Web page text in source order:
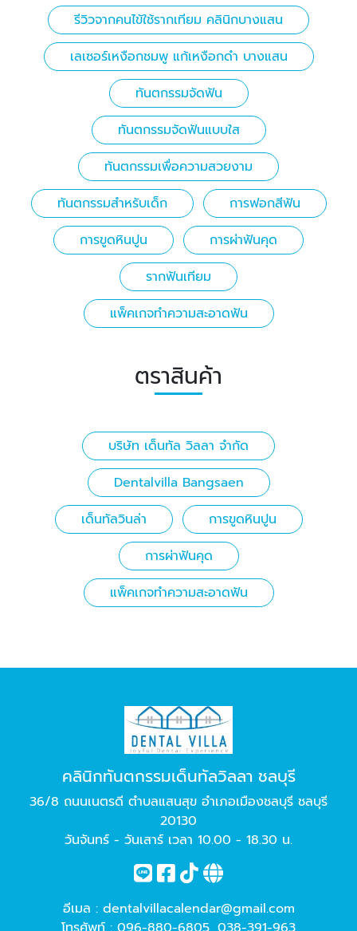
รีวิวจากคนไข้ใช้รากเทียม คลินิกบางแสน
เลเซอร์เหงือกชมพู แก้เหงือกดำ บางแสน
ทันตกรรมจัดฟัน
ทันตกรรมจัดฟันแบบใส
ทันตกรรมเพื่อความสวยงาม
ทันตกรรมสำหรับเด็ก
การฟอกสีฟัน
การขูดหินปูน
การผ่าฟันคุด
รากฟันเทียม
แพ็คเกจทำความสะอาดฟัน
ตราสินค้า
บริษัท เด็นทัล วิลลา จำกัด
Dentalvilla Bangsaen
เด็นทัลวินล่า
การขูดหินปูน
การผ่าฟันคุด
แพ็คเกจทำความสะอาดฟัน
คลินิกทันตกรรมเด็นทัลวิลลา ชลบุรี
36/8 ถนนเนตรดี ตำบลแสนสุข อำเภอเมืองชลบุรี ชลบุรี
20130
วันจันทร์ - วันเสาร์ เวลา 10.00 - 18.30 น.
อีเมล : dentalvillacalendar@gmail.com